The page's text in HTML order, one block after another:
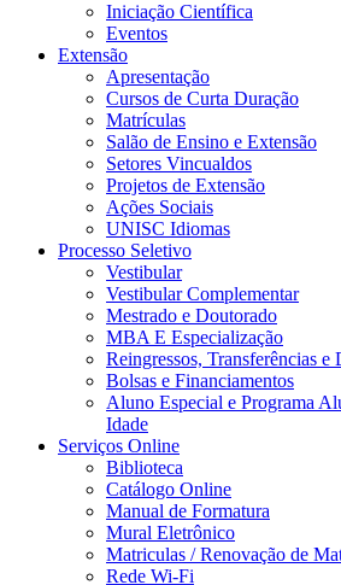
Iniciação Científica
Eventos
Extensão
Apresentação
Cursos de Curta Duração
Matrículas
Salão de Ensino e Extensão
Setores Vincualdos
Projetos de Extensão
Ações Sociais
UNISC Idiomas
Processo Seletivo
Vestibular
Vestibular Complementar
Mestrado e Doutorado
MBA E Especialização
Reingressos, Transferências e
Bolsas e Financiamentos
Aluno Especial e Programa
Idade
Serviços Online
Biblioteca
Catálogo Online
Manual de Formatura
Mural Eletrônico
Matriculas / Renovação de
Rede Wi-Fi